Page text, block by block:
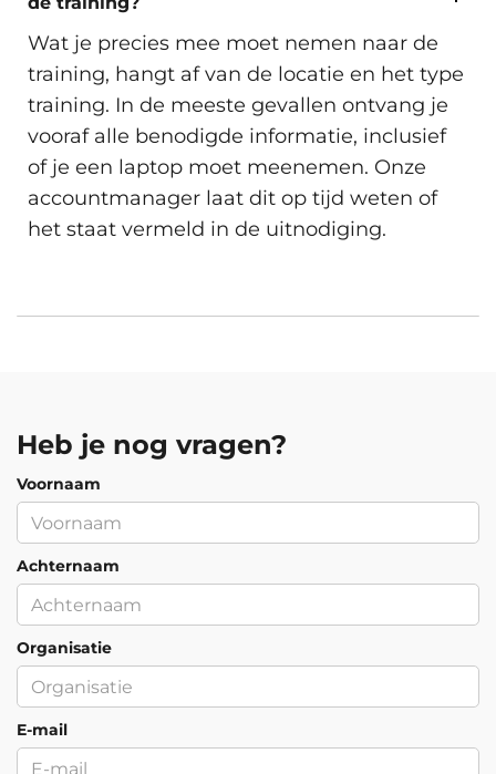
Woensdag 2 December 2026
Beschikbare trainingslocaties
Inschrijven
Dinsdag 8 December 2026
Amsterdam, Arnhem, Den Haag,
Rotterdam, Utrecht, Zwolle en
Virtueel.
Dinsdag 15 December 2026
Virtueel.
Maandag 21 December 2026
Eindhoven, Groningen, Hengelo,
Wat je precies mee moet nemen naar de
training, hangt af van de locatie en het type
training. In de meeste gevallen ontvang je
vooraf alle benodigde informatie, inclusief
of je een laptop moet meenemen. Onze
accountmanager laat dit op tijd weten of
het staat vermeld in de uitnodiging.
Heb je nog vragen?
Voornaam
Achternaam
Organisatie
E-mail